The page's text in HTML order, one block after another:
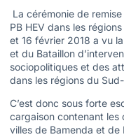
La cérémonie de
PB HEV dans les
et 16 février 2018 a vu
et du Bataillon
sociopolitiques et des
dans les régions du
C’est donc sous forte
cargaison contenant les
villes de Bamenda et de